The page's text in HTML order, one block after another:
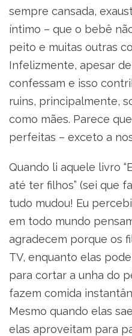
sempre cansada,
íntimo – que o bebê
peito e muitas outras
Infelizmente, apesar
confessam e isso
ruins, principalmente,
como mães. Parece
perfeitas – exceto a
Quando li aquele livro
até ter filhos” (sei que
tudo mudou! Eu
em todo mundo
agradecem porque os
TV, enquanto elas
para cortar a unha do
fazem comida
Mesmo quando elas
elas aproveitam para